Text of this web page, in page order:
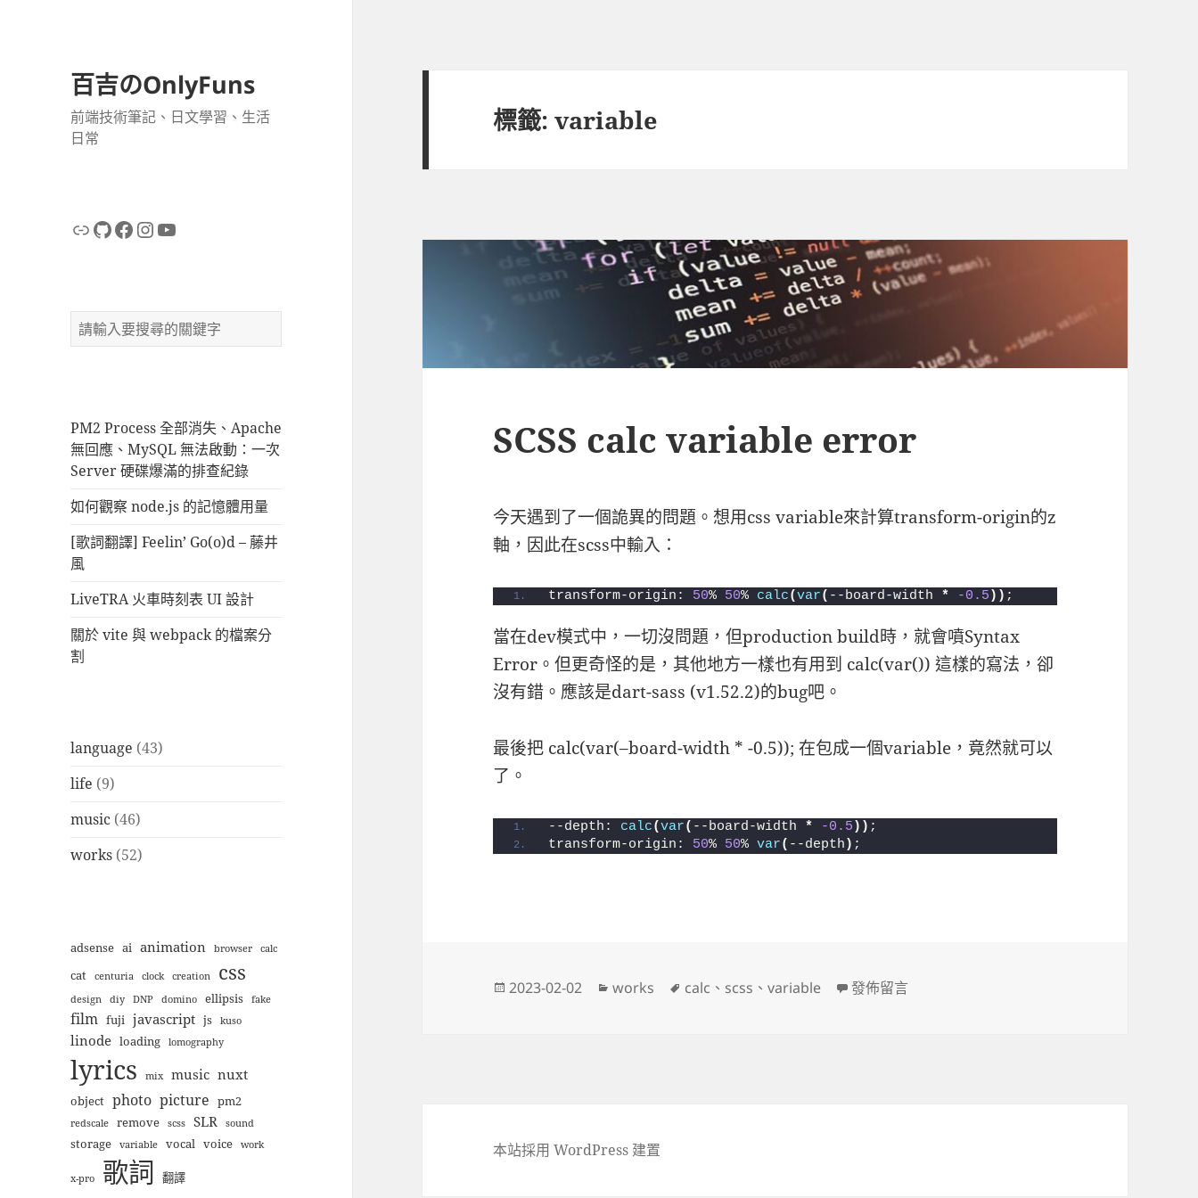
百吉のOnlyFuns
前端技術筆記、日文學習、生活
日常
連結GitHub
Facebook
Instagram
YouTube
搜
尋
PM2 Process 全部消失、Apache
無回應、MySQL 無法啟動：一次
Server 硬碟爆滿的排查紀錄
如何觀察 node.js 的記憶體用量
[歌詞翻譯] Feelin’ Go(o)d – 藤井
風
LiveTRA 火車時刻表 UI 設計
關於 vite 與 webpack 的檔案分
割
language (43)
life (9)
music (46)
works (52)
adsense ai animation browser calc
cat centuria clock creation css
design diy DNP domino ellipsis fake
film fuji javascript js kuso
linode loading lomography
lyrics mix music nuxt
object photo picture pm2
redscale remove scss SLR sound
storage variable vocal voice work
x-pro 歌詞 翻譯
標籤:variable
SCSS calc variable error
今天遇到了一個詭異的問題。想用css variable來計算transform-origin的z
軸，因此在scss中輸入：
transform-origin: 50% 50% calc(var( --board-width * -0.5 )) ;
當在dev模式中，一切沒問題，但production build時，就會噴Syntax
Error。但更奇怪的是，其他地方一樣也有用到 calc(var()) 這樣的寫法，卻
沒有錯。應該是dart-sass (v1.52.2)的bug吧。
最後把 calc(var(–board-width * -0.5)); 在包成一個variable，竟然就可以
了。
--depth: calc(var( --board-width * -0.5 )) ;
transform-origin: 50% 50% var( --depth ) ;
發
2023-02-02
分
works
標
calc 、 scss 、variable 在〈SCSS calc variable error〉
發佈留言
本站採用 WordPress 建置